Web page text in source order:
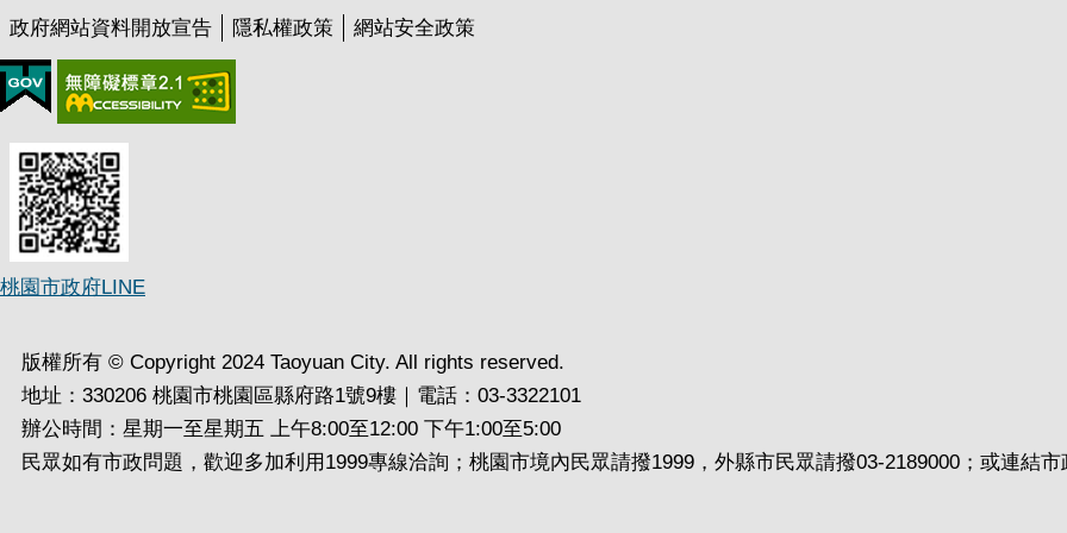
政府網站資料開放宣告 隱私權政策 網站安全政策
桃園市政府LINE
版權所有 © Copyright 2024 Taoyuan City. All rights reserved.
地址：330206 桃園市桃園區縣府路1號9樓｜電話：03-3322101
辦公時間：星期一至星期五 上午8:00至12:00 下午1:00至5:00
民眾如有市政問題，歡迎多加利用1999專線洽詢；桃園市境內民眾請撥1999，外縣市民眾請撥03-2189000；或連結市